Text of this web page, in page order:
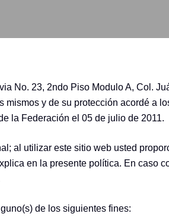
No. 23, 2ndo Piso Modulo A, Col.
y de su protección acordé a
la Federación el 05 de julio de 2011.
al utilizar este sitio web usted
en la presente política. En caso
de los siguientes fines: